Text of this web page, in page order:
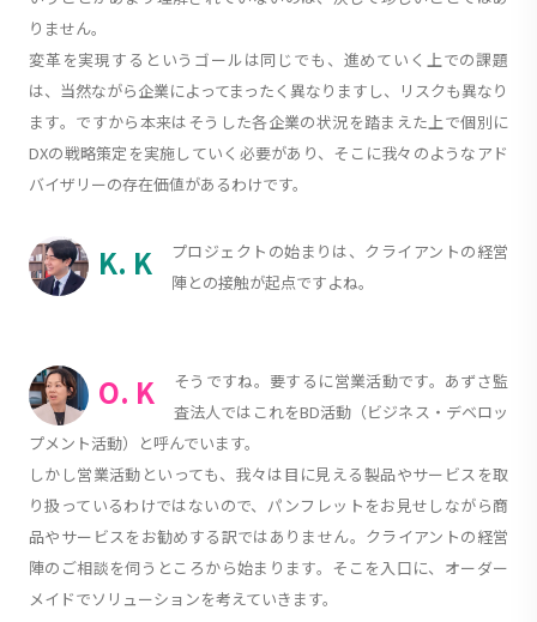
りません。
変革を実現するというゴールは同じでも、進めていく上での課題
は、当然ながら企業によってまったく異なりますし、リスクも異なり
ます。ですから本来はそうした各企業の状況を踏まえた上で個別に
DXの戦略策定を実施していく必要があり、そこに我々のようなアド
バイザリーの存在価値があるわけです。
K. K
プロジェクトの始まりは、クライアントの経営
陣との接触が起点ですよね。
O. K
そうですね。要するに営業活動です。あずさ監
査法人ではこれをBD活動（ビジネス・デベロッ
プメント活動）と呼んでいます。
しかし営業活動といっても、我々は目に見える製品やサービスを取
り扱っているわけではないので、パンフレットをお見せしながら商
品やサービスをお勧めする訳ではありません。クライアントの経営
陣のご相談を伺うところから始まります。そこを入口に、オーダー
メイドでソリューションを考えていきます。